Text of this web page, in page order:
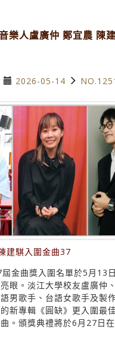
樂人盧廣仲 鄭宜農 陳
2026-05-14
建騏入圍金曲37
屆金曲獎入圍名單於5月13
亮眼。淡江大學校友盧廣仲
男歌手、台語女歌手及製
新專輯《圓缺》更入圍最
。頒獎典禮將於6月27日